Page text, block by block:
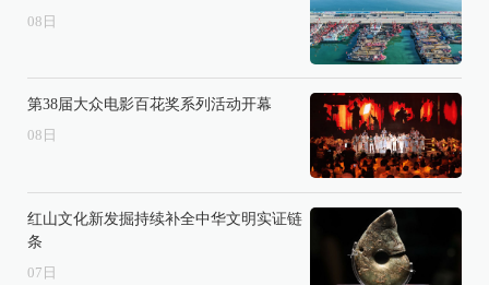
08 日
第38届大众电影百花奖系列活动开幕
08 日
红山文化新发掘持续补全中华文明实证链
条
07 日